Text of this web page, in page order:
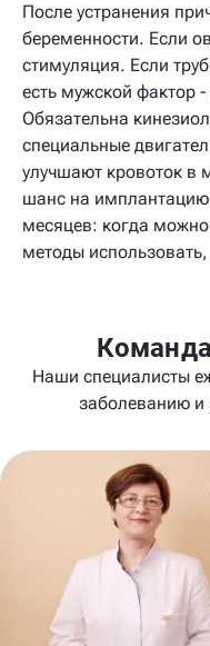
После устранения
беременности. Если
стимуляция. Если
есть мужской
Обязательна
специальные
улучшают кровоток в
шанс на
месяцев: когда
методы
Наши специалисты
заболеванию и